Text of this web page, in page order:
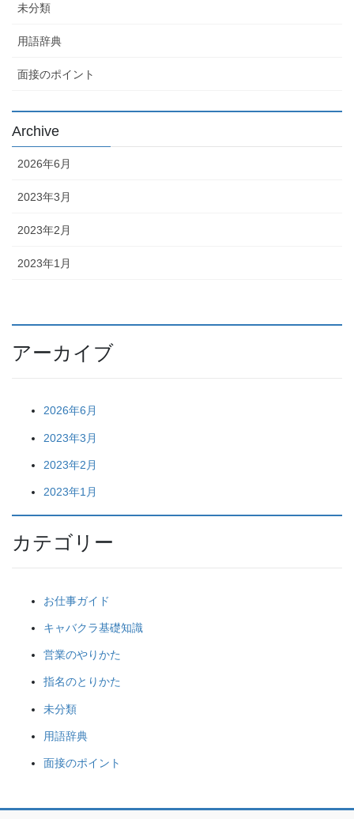
未分類
用語辞典
面接のポイント
Archive
2026年6月
2023年3月
2023年2月
2023年1月
アーカイブ
2026年6月
2023年3月
2023年2月
2023年1月
カテゴリー
お仕事ガイド
キャバクラ基礎知識
営業のやりかた
指名のとりかた
未分類
用語辞典
面接のポイント